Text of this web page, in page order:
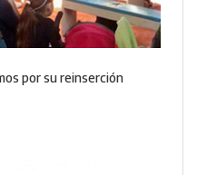
por su reinserción